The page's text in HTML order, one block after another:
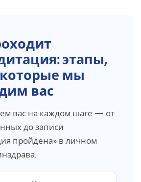
этапы,
мы
вас
вас на каждом шаге — от
до записи
пройдена» в личном